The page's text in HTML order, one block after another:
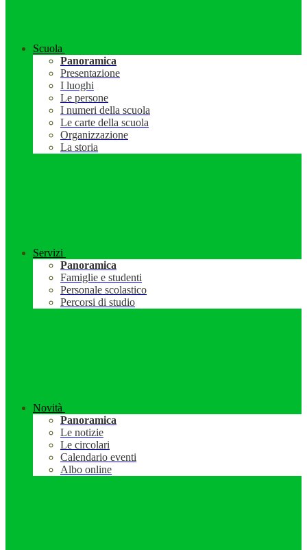
Scuola
Panoramica
Presentazione
I luoghi
Le persone
I numeri della scuola
Le carte della scuola
Organizzazione
La storia
Servizi
Panoramica
Famiglie e studenti
Personale scolastico
Percorsi di studio
Novità
Panoramica
Le notizie
Le circolari
Calendario eventi
Albo online